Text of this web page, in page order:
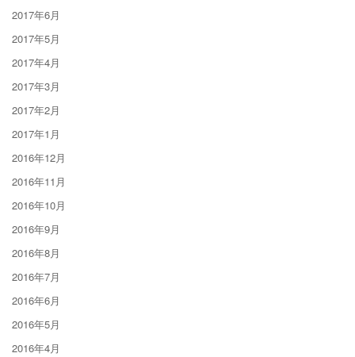
2017年6月
2017年5月
2017年4月
2017年3月
2017年2月
2017年1月
2016年12月
2016年11月
2016年10月
2016年9月
2016年8月
2016年7月
2016年6月
2016年5月
2016年4月